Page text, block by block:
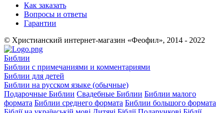
Как заказать
Вопросы и ответы
Гарантии
© Христианский интернет-магазин «Феофил», 2014 - 2022
Библии
Библии с примечаниями и комментариями
Библии для детей
Библии на русском языке (обычные)
Подарочные Библии Свадебные Библии Библии малого
формата Библии среднего формата Библии большого формата